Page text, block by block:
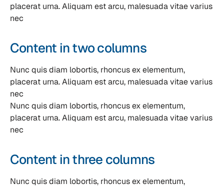
placerat urna. Aliquam est arcu, malesuada vitae varius
nec
Content in two columns
Nunc quis diam lobortis, rhoncus ex elementum,
placerat urna. Aliquam est arcu, malesuada vitae varius
nec
Nunc quis diam lobortis, rhoncus ex elementum,
placerat urna. Aliquam est arcu, malesuada vitae varius
nec
Content in three columns
Nunc quis diam lobortis, rhoncus ex elementum,